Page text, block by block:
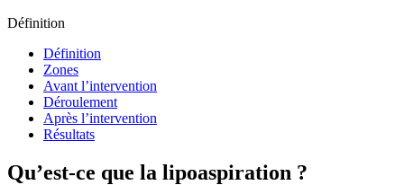
Définition
Définition
Zones
Avant l’intervention
Déroulement
Après l’intervention
Résultats
Qu’est-ce que la lipoaspiration ?